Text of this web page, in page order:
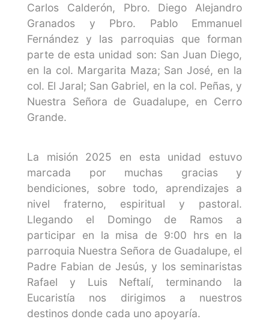
Carlos Calderón, Pbro. Diego Alejandro
Granados y Pbro. Pablo Emmanuel
Fernández y las parroquias que forman
parte de esta unidad son: San Juan Diego,
en la col. Margarita Maza; San José, en la
col. El Jaral; San Gabriel, en la col. Peñas, y
Nuestra Señora de Guadalupe, en Cerro
Grande.
La misión 2025 en esta unidad estuvo
marcada por muchas gracias y
bendiciones, sobre todo, aprendizajes a
nivel fraterno, espiritual y pastoral.
Llegando el Domingo de Ramos a
participar en la misa de 9:00 hrs en la
parroquia Nuestra Señora de Guadalupe, el
Padre Fabian de Jesús, y los seminaristas
Rafael y Luis Neftalí, terminando la
Eucaristía nos dirigimos a nuestros
destinos donde cada uno apoyaría.